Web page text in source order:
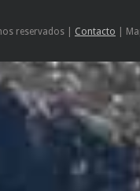
reservados | Contacto |